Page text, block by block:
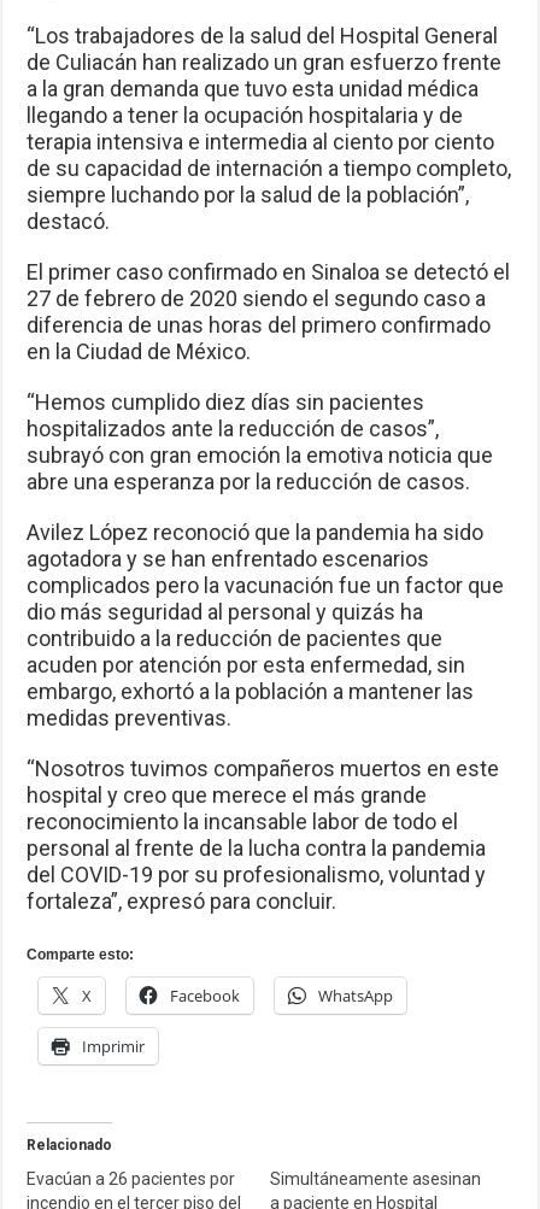
“Los trabajadores de la salud del Hospital General
de Culiacán han realizado un gran esfuerzo frente
a la gran demanda que tuvo esta unidad médica
llegando a tener la ocupación hospitalaria y de
terapia intensiva e intermedia al ciento por ciento
de su capacidad de internación a tiempo completo,
siempre luchando por la salud de la población”,
destacó.
El primer caso confirmado en Sinaloa se detectó el
27 de febrero de 2020 siendo el segundo caso a
diferencia de unas horas del primero confirmado
en la Ciudad de México.
“Hemos cumplido diez días sin pacientes
hospitalizados ante la reducción de casos”,
subrayó con gran emoción la emotiva noticia que
abre una esperanza por la reducción de casos.
Avilez López reconoció que la pandemia ha sido
agotadora y se han enfrentado escenarios
complicados pero la vacunación fue un factor que
dio más seguridad al personal y quizás ha
contribuido a la reducción de pacientes que
acuden por atención por esta enfermedad, sin
embargo, exhortó a la población a mantener las
medidas preventivas.
“Nosotros tuvimos compañeros muertos en este
hospital y creo que merece el más grande
reconocimiento la incansable labor de todo el
personal al frente de la lucha contra la pandemia
del COVID-19 por su profesionalismo, voluntad y
fortaleza”, expresó para concluir.
Comparte esto:
X Facebook WhatsApp
Imprimir
Relacionado
Evacúan a 26 pacientes por
incendio en el tercer piso del
Simultáneamente asesinan
a paciente en Hospital